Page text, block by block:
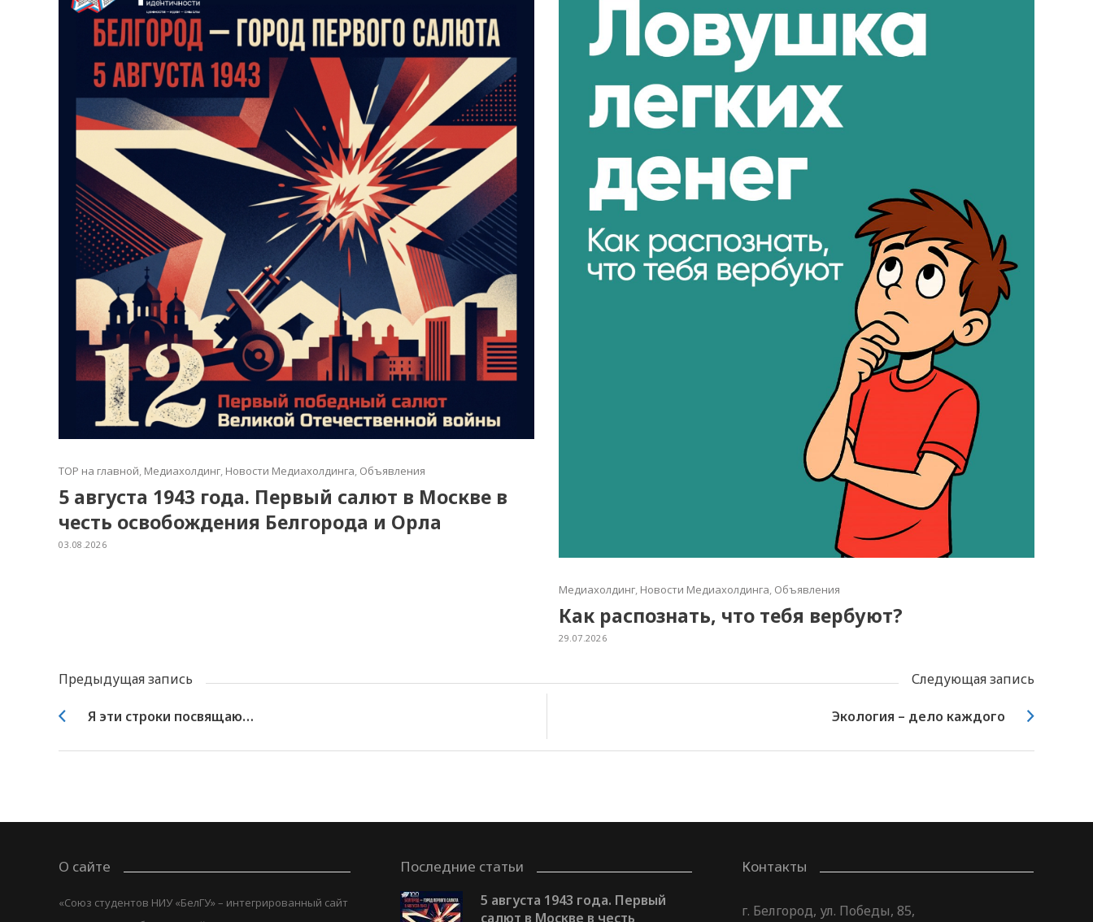
TOP на главной, Медиахолдинг, Новости Медиахолдинга, Объявления
5 августа 1943 года. Первый салют в Москве в
честь освобождения Белгорода и Орла
03.08.2026
Медиахолдинг, Новости Медиахолдинга, Объявления
Как распознать, что тебя вербуют?
29.07.2026
Предыдущая запись Следующая запись
Я эти строки посвящаю… Экология – дело каждого
О сайте
«Союз студентов НИУ «БелГУ» – интегрированный сайт
Последние статьи
5 августа 1943 года. Первый
салют в Москве в честь
Контакты
г. Белгород, ул. Победы, 85,